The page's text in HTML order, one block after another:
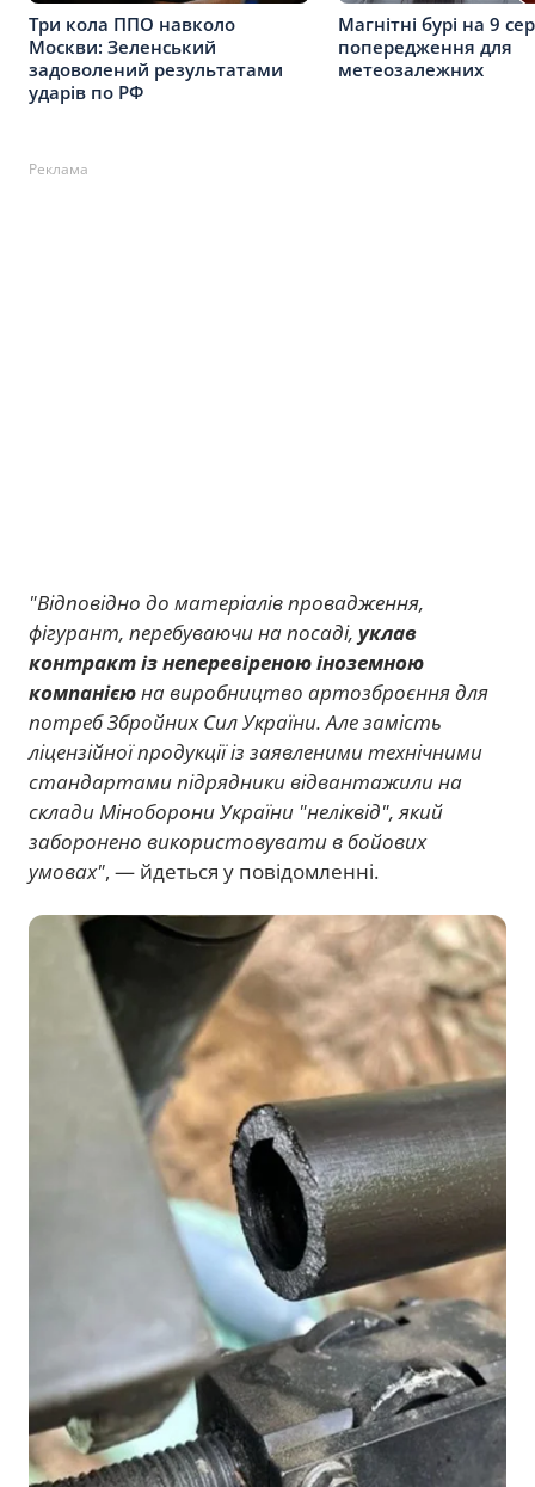
Три кола ППО навколо
Москви: Зеленський
задоволений результатами
ударів по РФ
Магнітні бурі на 9
попередження для
метеозалежних
Реклама
"Відповідно до матеріалів провадження,
фігурант, перебуваючи на посаді, уклав
контракт із неперевіреною іноземною
компанієюна виробництво артозброєння для
потреб Збройних Сил України. Але замість
ліцензійної продукції із заявленими технічними
стандартами підрядники відвантажили на
склади Міноборони України "неліквід", який
заборонено використовувати в бойових
умовах", — йдеться у повідомленні.